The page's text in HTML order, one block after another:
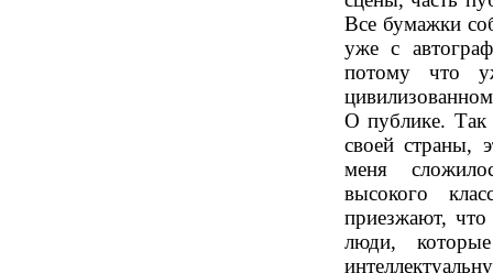
Все бумажки
уже с
потому что
О публике. Так
своей страны,
меня
высокого
приезжают,
люди,